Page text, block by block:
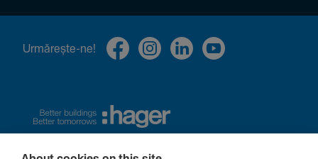
Urmă­rește-ne!